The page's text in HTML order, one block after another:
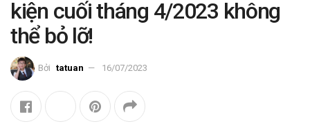
kiện cuối tháng 4/2023 không
thể bỏ lỡ!
Bởi tatuan 16/07/2023